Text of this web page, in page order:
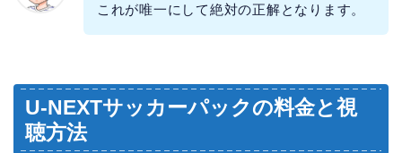
これが唯一にして絶対の正解となります。
U-NEXTサッカーパックの料金と視
聴方法